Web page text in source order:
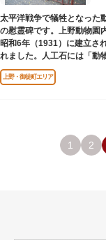
太平洋戦争で犠牲となった
の慰霊碑です。上野動物園
昭和6年（1931）に建立さ
れました。人工石には「動
上野・御徒町エリア
1 2